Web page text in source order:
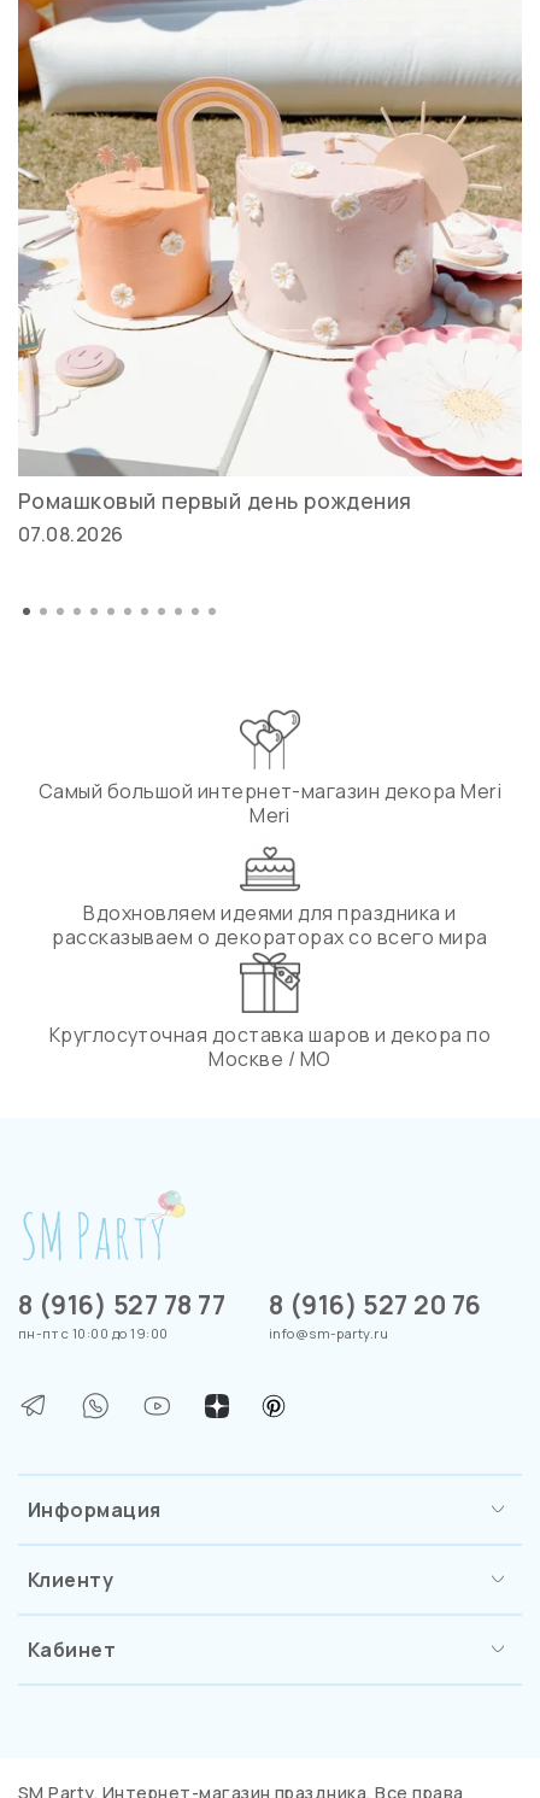
Ромашковый первый день рождения
07.08.2026
Самый большой интернет-магазин декора Meri
Meri
Вдохновляем идеями для праздника и
рассказываем о декораторах со всего мира
Круглосуточная доставка шаров и декора по
Москве / МО
Информация
Клиенту
Кабинет
8 (916) 527 78 77
пн-пт с 10:00 до 19:00
8 (916) 527 20 76
info@sm-party.ru
SM Party. Интернет-магазин праздника. Все права